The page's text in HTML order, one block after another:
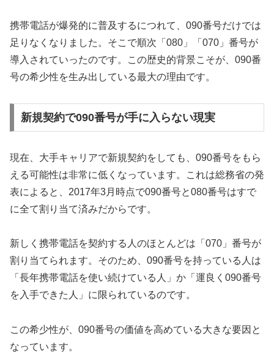
携帯電話が爆発的に普及するにつれて、090番号だけでは
足りなくなりました。そこで順次「080」「070」番号が
導入されていったのです。この歴史的背景こそが、090番
号の希少性を生み出している最大の理由です。
新規契約で090番号が手に入らない現実
現在、大手キャリアで新規契約をしても、090番号をもら
える可能性は非常に低くなっています。これは総務省の発
表によると、2017年3月時点で090番号と080番号はすで
に全て割り当て済みだからです。
新しく携帯電話を契約する人のほとんどは「070」番号が
割り当てられます。そのため、090番号を持っている人は
「長年携帯電話を使い続けている人」か「運良く090番号
を入手できた人」に限られているのです。
この希少性が、090番号の価値を高めている大きな要因と
なっています。